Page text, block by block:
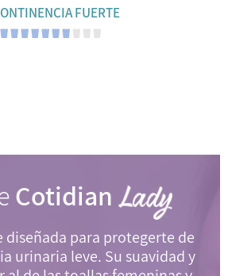
FUERTE
Cotidian
diseñada para protegerte de
urinaria leve. Su suavidad y